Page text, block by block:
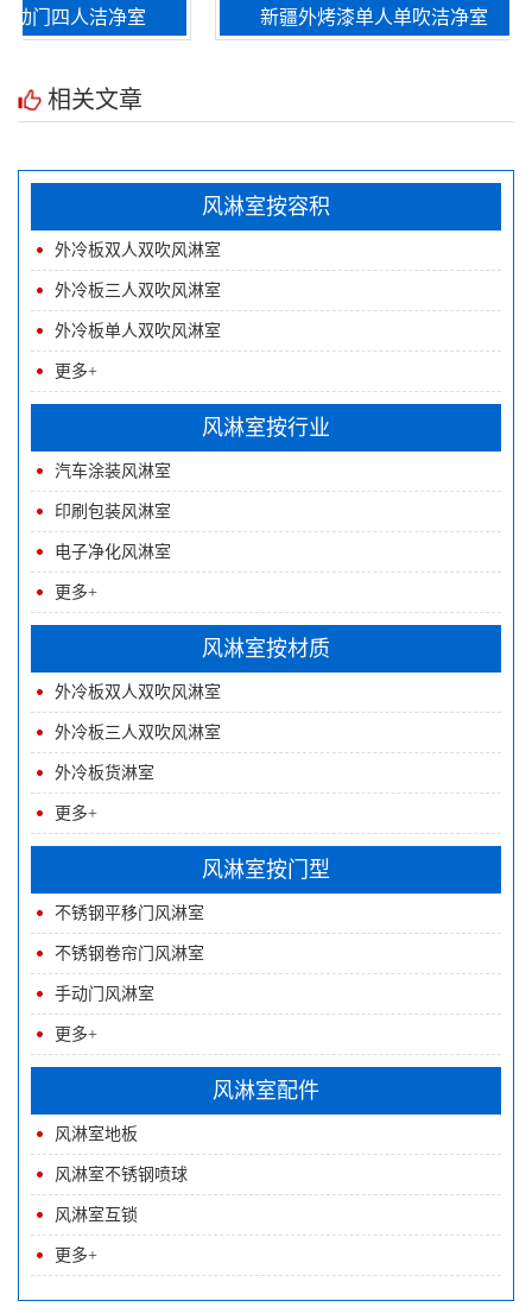
四人洁净室 新疆外烤漆单人单吹洁净室
相关文章
风淋室按容积
外冷板双人双吹风淋室
外冷板三人双吹风淋室
外冷板单人双吹风淋室
更多+
风淋室按行业
汽车涂装风淋室
印刷包装风淋室
电子净化风淋室
更多+
风淋室按材质
外冷板双人双吹风淋室
外冷板三人双吹风淋室
外冷板货淋室
更多+
风淋室按门型
不锈钢平移门风淋室
不锈钢卷帘门风淋室
手动门风淋室
更多+
风淋室配件
风淋室地板
风淋室不锈钢喷球
风淋室互锁
更多+